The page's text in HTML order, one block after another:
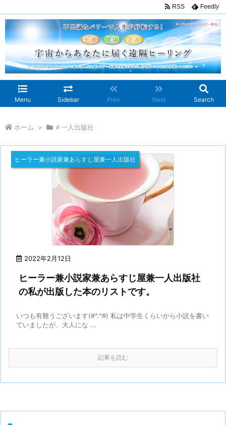
Menu Sidebar Prev Next Search
RSS Feedly
ホーム > ＃一人出版社
2022年2月12日
ヒーラー兼小説家兼あらすじ屋兼一人出版社
ヒーラー兼小説家兼あらすじ屋兼一人出版社
の私が出版した本のリストです。
いつも有難うございます(#^.^#) 私は中学生くらいから小説を書い
ていましたが、大人にな ...
記事を読む